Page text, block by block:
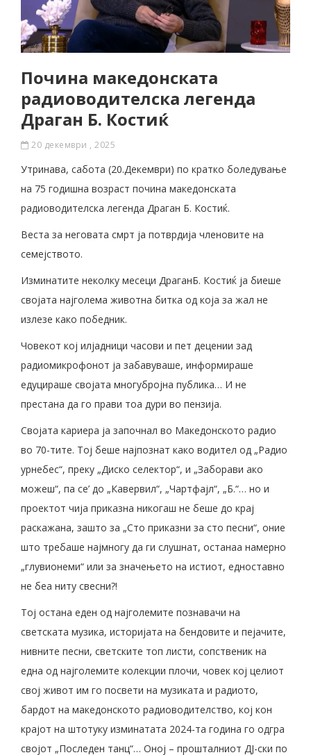
Почина македонската
радиоводителска легенда
Драган Б. Костиќ
20 декември , 2025
Утринава, сабота (20.Декември) по кратко боледување
на 75 годишна возраст почина македонската
радиоводителска легенда Драган Б. Костиќ.
Веста за неговата смрт ја потврдија членовите на
семејството.
Изминатите неколку месеци ДраганБ. Костиќ ја биеше
својата најголема животна битка од која за жал не
излезе како победник.
Човекот кој илјадници часови и пет децении зад
радиомикрофонот ја забавуваше, информираше
едуцираше својата многубројна публика… И не
престана да го прави тоа дури во пензија.
Својата кариера ја започнал во Македонското радио
во 70-тите. Тој беше најпознат како водител од „Радио
урнебес“, преку „Диско селектор“, и „Заборави ако
можеш“, па се’ до „Кавервил“, „Чартфајл“, „Б.“… но и
проектот чија приказна никогаш не беше до крај
раскажана, зашто за „Сто приказни за сто песни“, оние
што требаше најмногу да ги слушнат, останаа намерно
„глувионеми“ или за значењето на истиот, едноставно
не беа ниту свесни?!
Тој остана еден од најголемите познавачи на
светската музика, историјата на бендовите и пејачите,
нивните песни, светските топ листи, сопственик на
една од најголемите колекции плочи, човек кој целиот
свој живот им го посвети на музиката и радиото,
бардот на македонското радиоводителство, кој кон
крајот на штотуку изминатата 2024-та година го одгра
својот „Последен танц“… Оној – прошталниот ДЈ-ски по